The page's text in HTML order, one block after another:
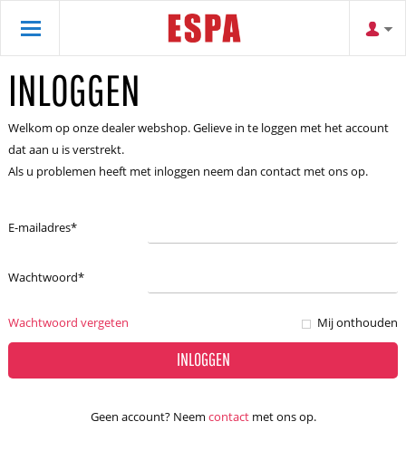
INLOGGEN
Welkom op onze dealer webshop. Gelieve in te loggen met het account
dat aan u is verstrekt.
Als u problemen heeft met inloggen neem dan contact met ons op.
E-mailadres*
Wachtwoord*
Wachtwoord vergeten Mij onthouden
INLOGGEN
Geen account? Neem contactmet ons op.